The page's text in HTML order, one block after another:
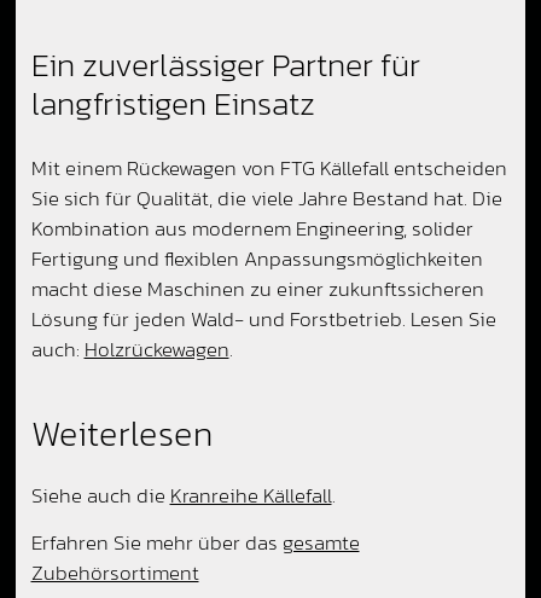
Ein zuverlässiger Partner für
langfristigen Einsatz
Mit einem Rückewagen von FTG Källefall entscheiden
Sie sich für Qualität, die viele Jahre Bestand hat. Die
Kombination aus modernem Engineering, solider
Fertigung und flexiblen Anpassungsmöglichkeiten
macht diese Maschinen zu einer zukunftssicheren
Lösung für jeden Wald- und Forstbetrieb. Lesen Sie
auch:Holzrückewagen.
Weiterlesen
Siehe auch dieKranreihe Källefall.
Erfahren Sie mehr über das gesamte
Zubehörsortiment